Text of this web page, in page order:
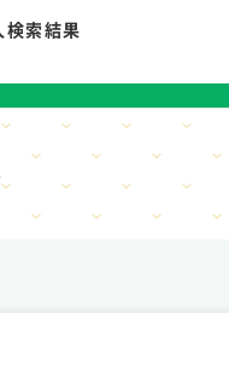
索結果